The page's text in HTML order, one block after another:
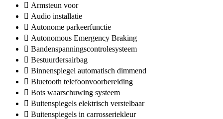
Armsteun voor
Audio installatie
Autonome parkeerfunctie
Autonomous Emergency Braking
Bandenspanningscontrolesysteem
Bestuurdersairbag
Binnenspiegel automatisch dimmend
Bluetooth telefoonvoorbereiding
Bots waarschuwing systeem
Buitenspiegels elektrisch verstelbaar
Buitenspiegels in carrosseriekleur